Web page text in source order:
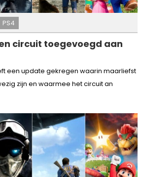
PS4
circuit toegevoegd aan
een update gekregen waarin maarliefst
zijn en waarmee het circuit an